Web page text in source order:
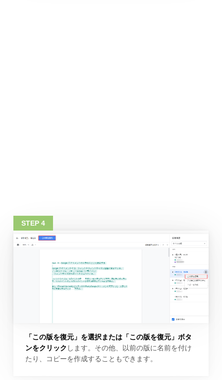
「この版を復元」を選択または「この版を復元」ボタ
ンをクリック します。その他、以前の版に名前を付け
たり、コピーを作成することもできます。